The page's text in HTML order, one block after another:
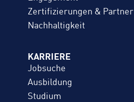
KARRIERE
Jobsuche
Ausbildung
Studium
Zertifizierungen & Partner
Nachhaltigkeit